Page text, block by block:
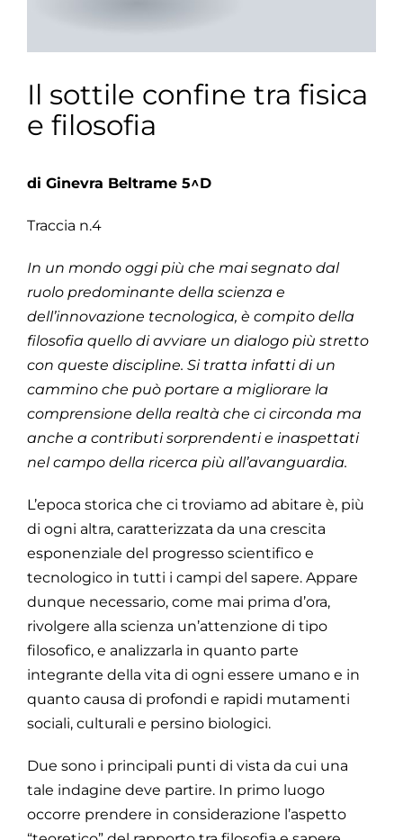
Il sottile confine tra fisica
e filosofia
di Ginevra Beltrame 5^D
Traccia n.4
In un mondo oggi più che mai segnato dal
ruolo predominante della scienza e
dell’innovazione tecnologica, è compito della
filosofia quello di avviare un dialogo più stretto
con queste discipline. Si tratta infatti di un
cammino che può portare a migliorare la
comprensione della realtà che cicirconda ma
anche a contributi sorprendenti e inaspettati
nel campo della ricerca più all’avanguardia.
L’epoca storica che ci troviamo ad abitare è, più
di ogni altra, caratterizzata da una crescita
esponenziale del progresso scientifico e
tecnologico in tutti i campi del sapere. Appare
dunque necessario, come mai prima d’ora,
rivolgere alla scienza un’attenzione di tipo
filosofico, e analizzarla in quanto parte
integrante della vita di ogni essere umano e in
quanto causa di profondi e rapidi mutamenti
sociali, culturali e persino biologici.
Due sono i principali punti di vista da cui una
tale indagine deve partire. In primo luogo
occorre prendere in considerazione l’aspetto